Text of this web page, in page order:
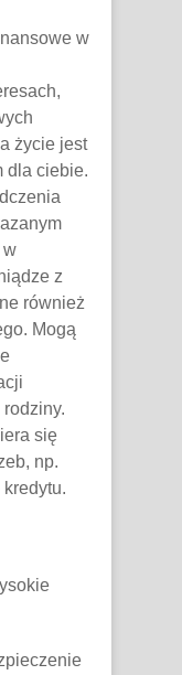
w
życie jest
dla ciebie.
w
z
również
Mogą
się
np.